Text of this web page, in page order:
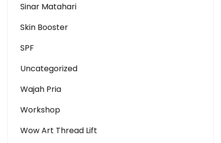
Sinar Matahari
Skin Booster
SPF
Uncategorized
Wajah Pria
Workshop
Wow Art Thread Lift